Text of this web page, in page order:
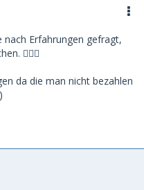
nach Erfahrungen gefragt,
🤷🏻‍♀️
da die man nicht bezahlen